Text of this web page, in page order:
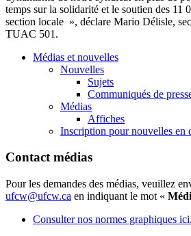
temps surla solidarité et le soutien des 11
section locale », déclare Mario Délisle,
TUAC 501.
Médias et nouvelles
Nouvelles
Sujets
Communiqués de
Médias
Affiches
Inscription pour nouvelles en
Contact médias
Pour les demandes des médias, veuillez
ufcw@ufcw.ca en indiquant le mot «
Consulter nos normes graphiques ici.